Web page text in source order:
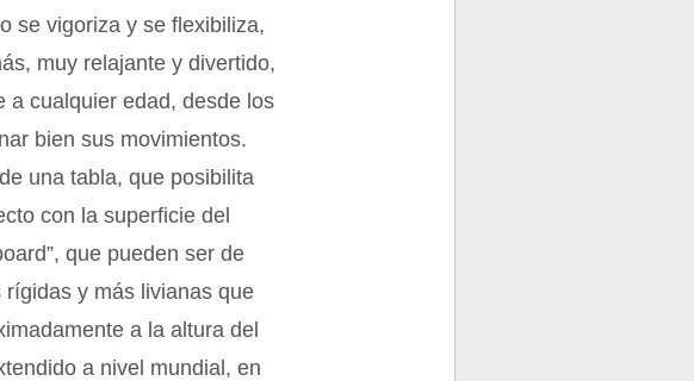
se vigoriza y se flexibiliza,
muy relajante y divertido,
a cualquier edad, desde los
bien sus movimientos.
una tabla, que posibilita
con la superficie del
que pueden ser de
y más livianas que
a la altura del
a nivel mundial, en